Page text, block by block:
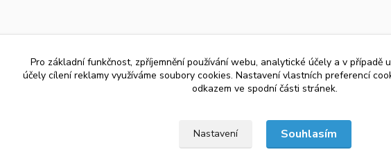
Pro základní funkčnost, zpříjemnění používání webu, analytické účely a v případě
účely cílení reklamy využíváme soubory cookies. Nastavení vlastních preferencí
odkazem ve spodní části stránek.
Nastavení Souhlasím